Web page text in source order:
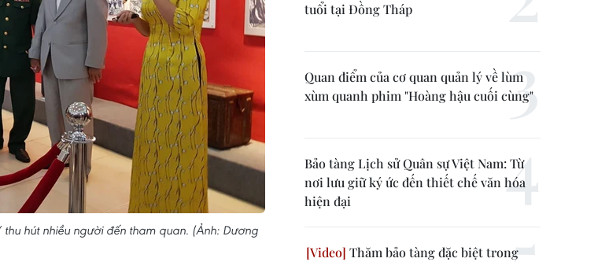
hút nhiều người đến tham quan. (Ảnh: Dương
tuổi tại Đồng Tháp
Quan điểm của cơ quan quản lý về lùm
xùm quanh phim "Hoàng hậu cuối cùng"
Bảo tàng Lịch sử Quân sự Việt Nam: Từ
nơi lưu giữ ký ức đến thiết chế văn hóa
hiện đại
Thăm bảo tàng đặc biệt trong